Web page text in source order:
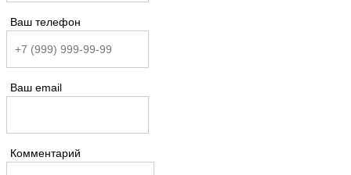
Ваш телефон
Ваш email
Комментарий